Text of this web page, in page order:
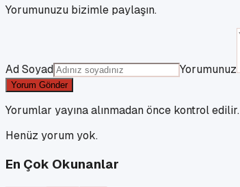
Yorumunuzu bizimle paylaşın.
Ad Soyad Yorumunuz
Yorum Gönder
Yorumlar yayına alınmadan önce kontrol edilir.
Henüz yorum yok.
En Çok Okunanlar